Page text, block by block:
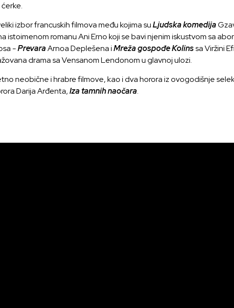
izbor francuskih filmova među kojima suLjudska komedija
istoimenom romanu Ani Erno koji se bavi njenim iskustvom sa
-PrevaraArnoa Deplešena iMreža gospođe Kolinssa Viržini
drama sa Vensanom Lendonom u glavnoj ulozi.
neobične i hrabre filmove, kao i dva horora iz ovogodišnje
Darija Arđenta,Iza tamnih naočara.